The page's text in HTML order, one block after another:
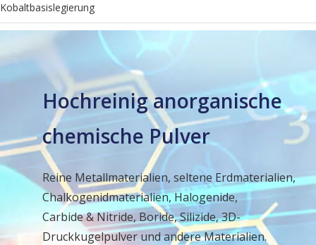
Kobaltbasislegierung
Hochreinig anorganische
chemische Pulver
Reine Metallmaterialien, seltene Erdmaterialien,
Chalkogenidmaterialien, Halogenide,
Carbide & Nitride, Boride, Silizide, 3D-
Druckkugelpulver und andere Materialien.